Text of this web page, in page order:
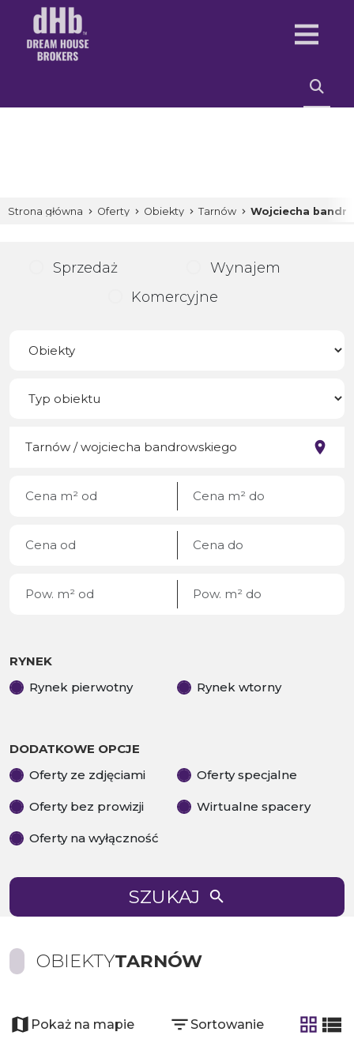
Strona główna Oferty Obiekty Tarnów Wojciecha
Sprzedaż
Wynajem
Komercyjne
RYNEK
Rynek pierwotny
Rynek wtorny
DODATKOWE OPCJE
Oferty ze zdjęciami
Oferty specjalne
Oferty bez prowizji Wirtualne spacery
Oferty na wyłączność
SZUKAJ
OBIEKTYTARNÓW
Pokaż na mapie Sortowanie
tabela